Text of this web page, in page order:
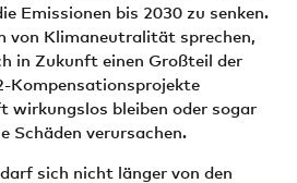
Emissionen bis 2030 zu senken.
von Klimaneutralität sprechen,
in Zukunft einen Großteil der
Kompensationsprojekte
wirkungslos bleiben oder sogar
Schäden verursachen.
sich nicht länger von den